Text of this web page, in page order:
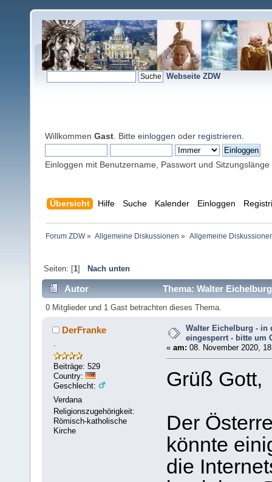
Webseite ZDW
Willkommen Gast . Bitte einloggen oder registrieren
Einloggen mit Benutzername, Passwort und Sitzungslänge
Übersicht Hilfe Suche Kalender Einloggen
Forum ZDW» Allgemeine Diskussionen » Allgemeine
Seiten: [1] Nach unten
Autor
Thema: Walter
mal)
0 Mitglieder und 1 Gast betrachten dieses Thema.
DerFranke
Beiträge: 529
Country:
Geschlecht:
Verdana
Religionszugehörigkeit:
Römisch-katholische
Kirche
Walter Eichelburg - in
eingesperrt - bitte um
« am: 08. November 2020,
Grüß Gott,
Der
könnte
die